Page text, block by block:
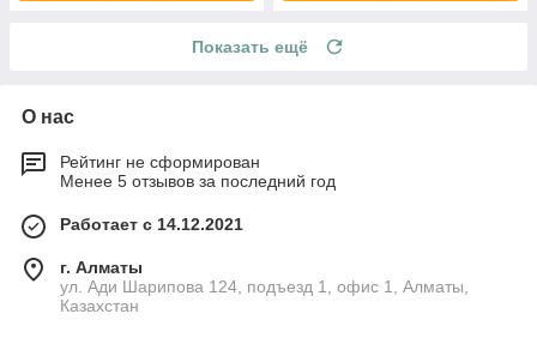
Показать ещё
О нас
Рейтинг не сформирован
Менее 5 отзывов за последний год
Работает с 14.12.2021
г. Алматы
ул. Ади Шарипова 124, подъезд 1, офис 1, Алматы,
Казахстан